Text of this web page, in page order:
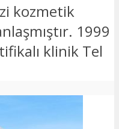
kozmetik
1999
klinik Tel